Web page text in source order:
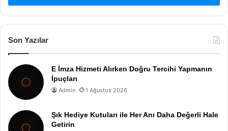
Son Yazılar
E İmza Hizmeti Alırken Doğru Tercihi Yapmanın
İpuçları
Admin 1 Ağustos 2026
Şık Hediye Kutuları ile Her Anı Daha Değerli Hale
Getirin